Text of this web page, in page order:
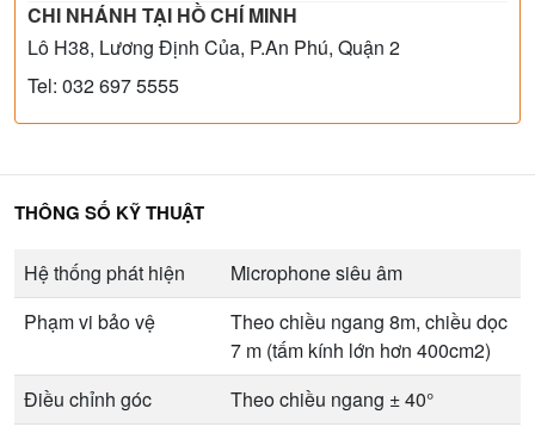
CHI NHÁNH TẠI HỒ CHÍ MINH
Lô H38, Lương Định Của, P.An Phú, Quận 2
Tel: 032 697 5555
THÔNG SỐ KỸ THUẬT
Hệ thống phát hiện
Microphone siêu âm
Phạm vi bảo vệ
Theo chiều ngang 8m, chiều dọc
7 m (tấm kính lớn hơn 400cm2)
Điều chỉnh góc
Theo chiều ngang ± 40°